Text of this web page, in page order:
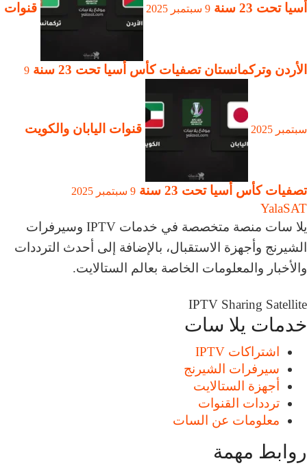
أسيا تحت 23 سنة 9 سبتمبر 2025 قنوات
الأردن وتركمانستان تصفيات كأس أسيا تحت 23 سنة 9
سبتمبر 2025 قنوات اليابان والكويت
تصفيات كأس أسيا تحت 23 سنة 9 سبتمبر 2025
YalaSAT
يلا سات منصة متخصصة في خدمات IPTV وسيرفرات
الشيرنج وأجهزة الاستقبال، بالإضافة إلى أحدث الترددات
والأخبار والمعلومات الخاصة بعالم الستالايت.
IPTV Sharing Satellite
خدمات يلا سات
اشتراكات IPTV
سيرفرات الشيرنج
أجهزة الستالايت
ترددات القنوات
معلومات عن السات
روابط مهمة